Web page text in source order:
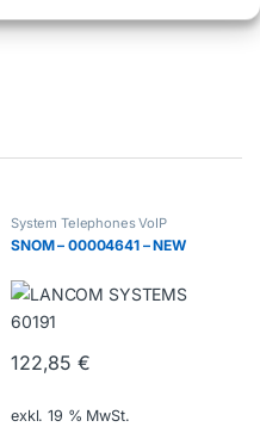
System Telephones VoIP
SNOM – 00004641 – NEW
122,85€
exkl. 19 % MwSt.